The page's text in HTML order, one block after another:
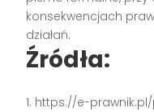
konsekwencjach
działań.
Źródła:
https://e-